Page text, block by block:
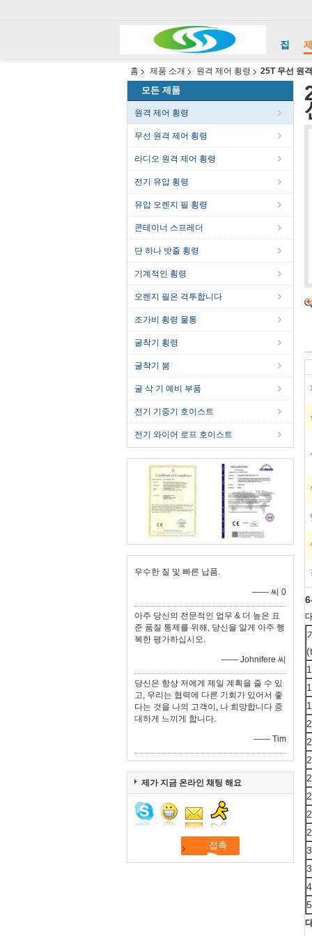
집
홈 제품 소개 원격 제어 횡령 25T 무선 원
모든 제품
원격 제어 횡령
무선 원격 제어 횡령
라디오 원격 제어 횡령
전기 유압 횡령
유압 오렌지 필 횡령
콘테이너 스프레더
단 하나 밧줄 횡령
기계적인 횡령
오렌지 필은 격투합니다
조가비 횡령 물통
굴착기 횡령
굴착기 붐
굴 삭 기 예비 부품
전기 기중기 호이스트
전기 와이어 로프 호이스트
우수한 질 및 빠른 납품.
—— 씨 0
아주 당신의 전문적인 업무 & 더 높은 표
준 품질 통제를 위해, 당신을 알게 아주 행
복한 평가하십시오.
—— Johnifere 씨
당신은 항상 저에게 제일 계획을 줄 수 있
고, 우리는 협력에 다른 기회가 있어서 좋
다는 것을 나의 고객이, 나 희망합니다 중
대하게 느끼게 합니다.
—— Tim
제가 지금 온라인 채팅 해요